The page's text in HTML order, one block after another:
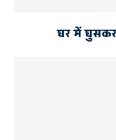
घर में घुसकर